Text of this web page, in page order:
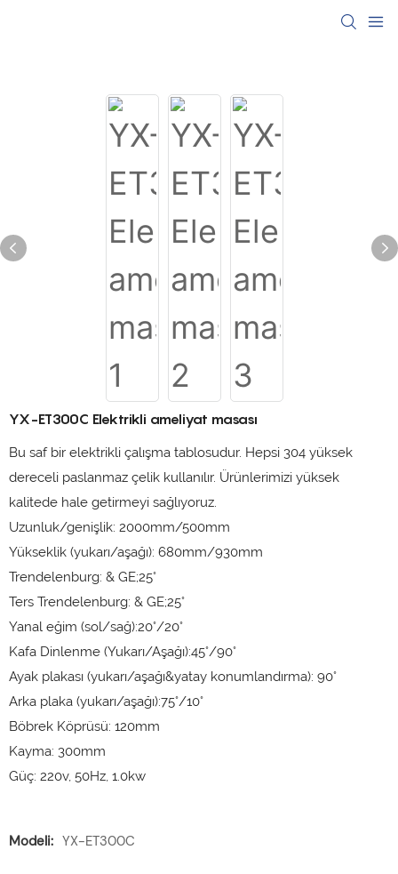
YX-ET300C Elektrikli ameliyat masası
Bu saf bir elektrikli çalışma tablosudur. Hepsi 304 yüksek
dereceli paslanmaz çelik kullanılır. Ürünlerimizi yüksek
kalitede hale getirmeyi sağlıyoruz.
Uzunluk/genişlik: 2000mm/500mm
Yükseklik (yukarı/aşağı): 680mm/930mm
Trendelenburg: & GE;25°
Ters Trendelenburg: & GE;25°
Yanal eğim (sol/sağ):20°/20°
Kafa Dinlenme (Yukarı/Aşağı):45°/90°
Ayak plakası (yukarı/aşağı&yatay konumlandırma): 90°
Arka plaka (yukarı/aşağı):75°/10°
Böbrek Köprüsü: 120mm
Kayma: 300mm
Güç: 220v, 50Hz, 1.0kw
Modeli: YX-ET300C